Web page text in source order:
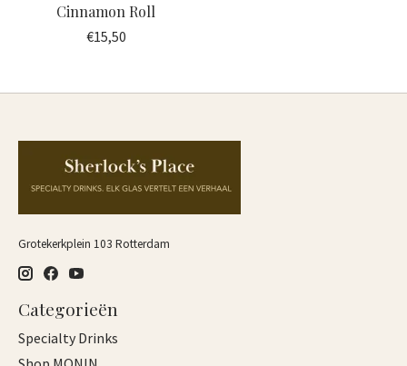
Cinnamon Roll
€15,50
Grotekerkplein 103 Rotterdam
Categorieën
Specialty Drinks